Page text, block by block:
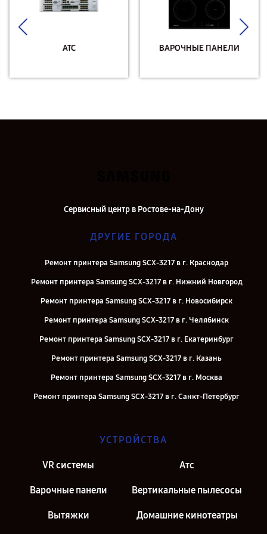
АТС ВАРОЧНЫЕ ПАНЕЛИ
Сервисный центр в Ростове-на-Дону
ДРУГИЕ ГОРОДА
Ремонт принтера Samsung SCX-3217 в г. Краснодар
Ремонт принтера Samsung SCX-3217 в г. Нижний Новгород
Ремонт принтера Samsung SCX-3217 в г. Новосибирск
Ремонт принтера Samsung SCX-3217 в г. Челябинск
Ремонт принтера Samsung SCX-3217 в г. Екатеринбург
Ремонт принтера Samsung SCX-3217 в г. Казань
Ремонт принтера Samsung SCX-3217 в г. Москва
Ремонт принтера Samsung SCX-3217 в г. Санкт-Петербург
УСТРОЙСТВА
VR системы Атс
Варочные панели Вертикальные пылесосы
Вытяжки Домашние кинотеатры